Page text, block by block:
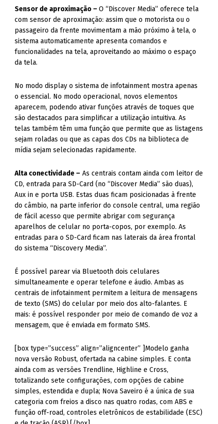
Sensor de aproximação –O “Discover Media” oferece tela
com sensor de aproximação: assim que o motorista ou o
passageiro da frente movimentam a mão próximo à tela, o
sistema automaticamente apresenta comandos e
funcionalidades na tela, aproveitando ao máximo o espaço
da tela.
No modo display o sistema de infotainment mostra apenas
o essencial. No modo operacional, novos elementos
aparecem, podendo ativar funções através de toques que
são destacados para simplificar a utilização intuitiva. As
telas também têm uma função que permite que as listagens
sejam roladas ou que as capas dos CDs na biblioteca de
mídia sejam selecionadas rapidamente.
Alta conectividade – As centrais contam ainda com leitor de
CD, entrada para SD-Card (no “Discover Media” são duas),
Aux in e porta USB. Estas duas ficam posicionadas à frente
do câmbio, na parte inferior do console central, uma região
de fácil acesso que permite abrigar com segurança
aparelhos de celular no porta-copos, por exemplo. As
entradas para o SD-Card ficam nas laterais da área frontal
do sistema “Discovery Media”.
É possível parear via Bluetooth dois celulares
simultaneamente e operar telefone e áudio. Ambas as
centrais de infotainment permitem a leitura de mensagens
de texto (SMS) do celular por meio dos alto-falantes. E
mais: é possível responder por meio de comando de voz a
mensagem, que é enviada em formato SMS.
[box type=”success” align=”aligncenter” ]Modelo ganha
nova versão Robust, ofertada na cabine simples. E conta
ainda com as versões Trendline, Highline e Cross,
totalizando sete configurações, com opções de cabine
simples, estendida e dupla; Nova Saveiro é a única de sua
categoria com freios a disco nas quatro rodas, com ABS e
função off-road, controles eletrônicos de estabilidade (ESC)